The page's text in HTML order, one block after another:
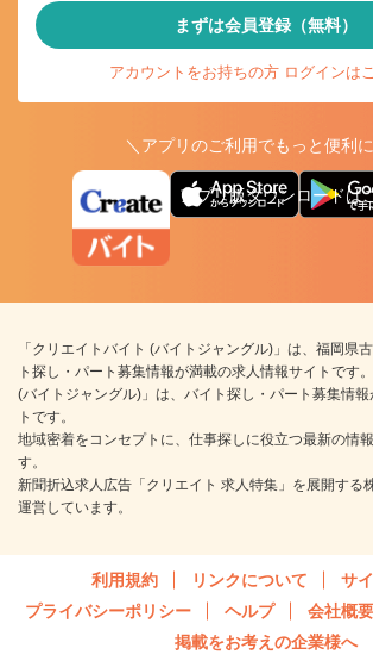
まずは会員登録（無料）
アカウントをお持ちの方 ログインは
＼アプリのご利用でもっと便利
アプリ版ダウンロードは
「クリエイトバイト (バイトジャングル)」は、福岡県
ト探し・パート募集情報が満載の求人情報サイトです
(バイトジャングル)」は、バイト探し・パート募集情
トです。
地域密着をコンセプトに、仕事探しに役立つ最新の情
す。
新聞折込求人広告「クリエイト 求人特集」を展開する
運営しています。
利用規約 リンクについて
サ
プライバシーポリシー
ヘルプ 会社概要
掲載をお考えの企業様へ